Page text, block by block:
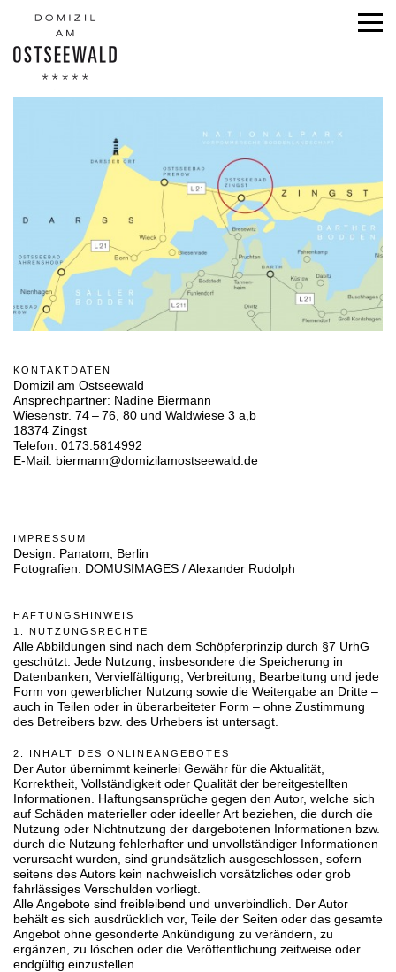
KONTAKTDATEN
Domizil am Ostseewald
Ansprechpartner: Nadine Biermann
Wiesenstr. 74 – 76, 80 und Waldwiese 3 a,b
18374 Zingst
Telefon: 0173.5814992
E-Mail: biermann@domizilamostseewald.de
IMPRESSUM
Design: Panatom, Berlin
Fotografien: DOMUSIMAGES / Alexander Rudolph
HAFTUNGSHINWEIS
1. NUTZUNGSRECHTE
Alle Abbildungen sind nach dem Schöpferprinzip durch §7 UrhG
geschützt. Jede Nutzung, insbesondere die Speicherung in
Datenbanken, Vervielfältigung, Verbreitung, Bearbeitung und jede
Form von gewerblicher Nutzung sowie die Weitergabe an Dritte –
auch in Teilen oder in überarbeiteter Form – ohne Zustimmung
des Betreibers bzw. des Urhebers ist untersagt.
2. INHALT DES ONLINEANGEBOTES
Der Autor übernimmt keinerlei Gewähr für die Aktualität,
Korrektheit, Vollständigkeit oder Qualität der bereitgestellten
Informationen. Haftungsansprüche gegen den Autor, welche sich
auf Schäden materieller oder ideeller Art beziehen, die durch die
Nutzung oder Nichtnutzung der dargebotenen Informationen bzw.
durch die Nutzung fehlerhafter und unvollständiger Informationen
verursacht wurden, sind grundsätzlich ausgeschlossen, sofern
seitens des Autors kein nachweislich vorsätzliches oder grob
fahrlässiges Verschulden vorliegt.
Alle Angebote sind freibleibend und unverbindlich. Der Autor
behält es sich ausdrücklich vor, Teile der Seiten oder das gesamte
Angebot ohne gesonderte Ankündigung zu verändern, zu
ergänzen, zu löschen oder die Veröffentlichung zeitweise oder
endgültig einzustellen.